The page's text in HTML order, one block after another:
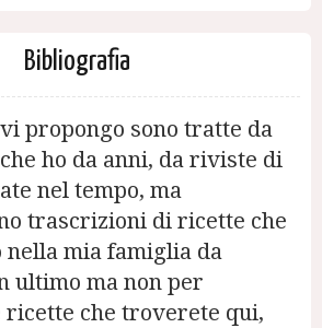
Bibliografia
propongo sono tratte da
ho da anni, da riviste di
nel tempo, ma
trascrizioni di ricette che
nella mia famiglia da
ultimo ma non per
ricette che troverete qui,